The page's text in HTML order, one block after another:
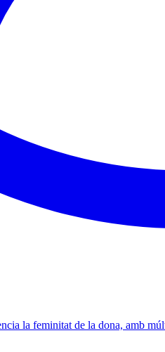
la feminitat de la dona, amb